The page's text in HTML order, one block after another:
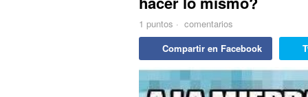
1 puntos · comentarios
Compartir en Facebook